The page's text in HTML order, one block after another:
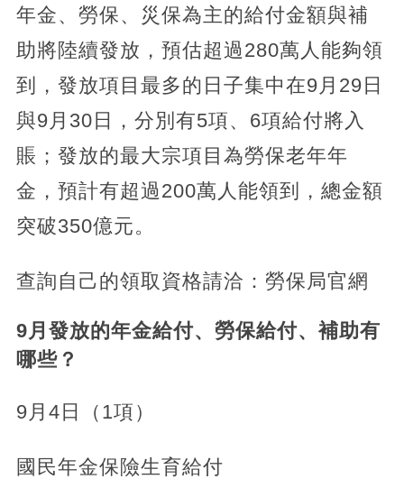
年金、勞保、災保為主的給付金額與補
助將陸續發放，預估超過280萬人能夠領
到，發放項目最多的日子集中在9月29日
與9月30日，分別有5項、6項給付將入
賬；發放的最大宗項目為勞保老年年
金，預計有超過200萬人能領到，總金額
突破350億元。
查詢自己的領取資格請洽：勞保局官網
9月發放的年金給付、勞保給付、補助有
哪些？
9月4日（1項）
國民年金保險生育給付